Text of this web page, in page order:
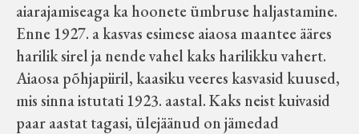
aiarajamiseaga ka hoonete ümbruse haljastamine.
Enne 1927. a kasvas esimese aiaosa maantee ääres
harilik sirel ja nende vahel kaks harilikku vahert.
Aiaosa põhjapiiril, kaasiku veeres kasvasid kuused,
mis sinna istutati 1923. aastal. Kaks neist kuivasid
paar aastat tagasi, ülejäänud on jämedad